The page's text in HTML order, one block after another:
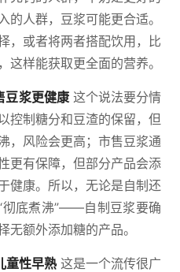
的人群，豆浆可能更合适。
，或者将两者搭配饮用，比
这样能获取更全面的营养。
豆浆更健康这个说法要分情
控制糖分和豆渣的保留，但
，风险会更高；市售豆浆通
更有保障，但部分产品会添
健康。所以，无论是自制还
彻底煮沸”——自制豆浆要确
无额外添加糖的产品。
童性早熟这是一个流传很广